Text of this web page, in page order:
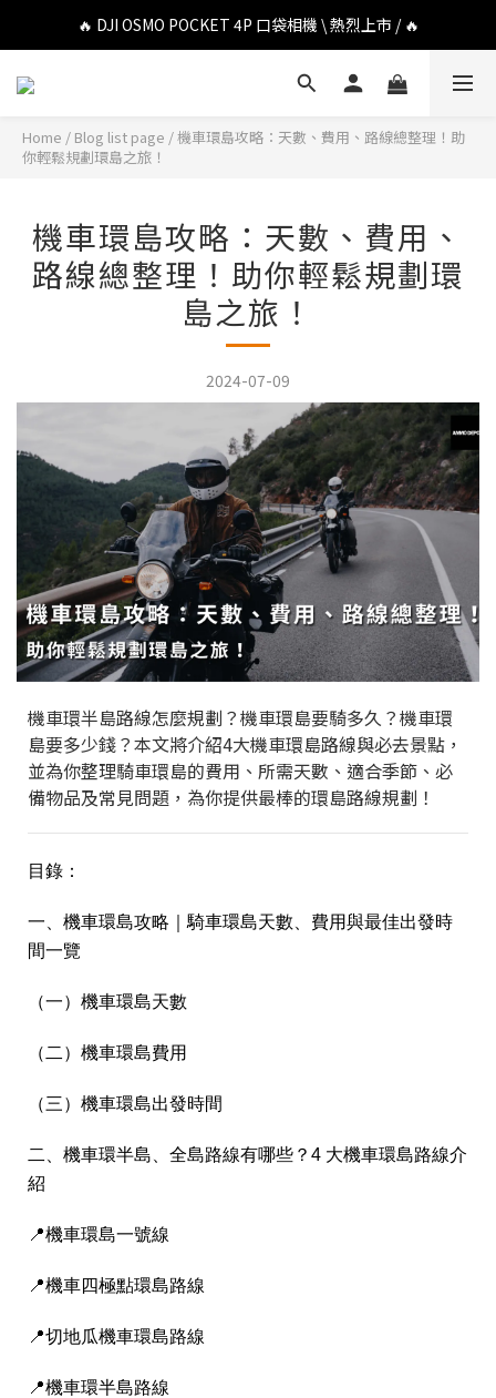
🔥 DJI OSMO POCKET 4P 口袋相機 \ 熱烈上市 / 🔥
🔥 Insta360 Luna Ultra 雲台相機 \ 熱烈上市 / 🔥
🔥 Insta360 GO Ultra Hello Kitty 聯名限定套裝 \ 時尚上市 / 🔥
Home / Blog list page /機車環島攻略：天數、費用、路線總整理！助
你輕鬆規劃環島之旅！
機車環島攻略：天數、費用、
路線總整理！助你輕鬆規劃環
島之旅！
2024-07-09
機車環半島路線怎麼規劃？機車環島要騎多久？機車環
島要多少錢？本文將介紹4大機車環島路線與必去景點，
並為你整理騎車環島的費用、所需天數、適合季節、必
備物品及常見問題，為你提供最棒的環島路線規劃！
目錄：
一、機車環島攻略｜騎車環島天數、費用與最佳出發時
間一覽
（一）機車環島天數
（二）機車環島費用
（三）機車環島出發時間
二、機車環半島、全島路線有哪些？4 大機車環島路線介
紹
📍機車環島一號線
📍機車四極點環島路線
📍切地瓜機車環島路線
📍機車環半島路線